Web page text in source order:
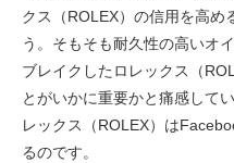
クス（ROLEX）の信用を高め
う。そもそも耐久性の高いオ
ブレイクしたロレックス（
とがいかに重要かと痛感して
レックス（ROLEX）は
るのです。